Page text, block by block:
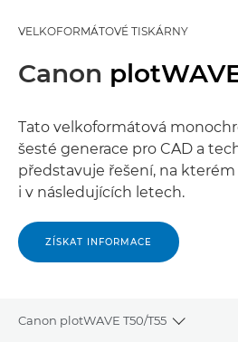
VELKOFORMÁTOVÉ TISKÁRNY
Canon
Tato velkoformátová
šesté generace pro CAD a
představuje řešení, na
i v následujících letech.
ZÍSKAT INFORMACE
Canon plotWAVE T50/T55
Toggle